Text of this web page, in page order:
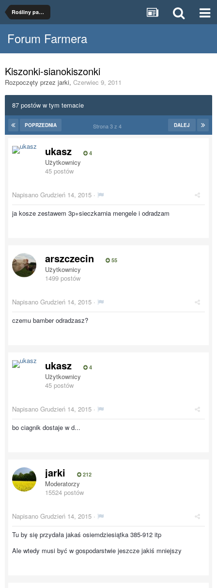
Rośliny paszowe
Forum Farmera
Kiszonki-sianokiszonki
Rozpoczęty przez jarki, Czerwiec 9, 2011
87 postów w tym temacie
POPRZEDNIA DALEJ
Strona 3 z 4
ukasz 4
Użytkownicy
45 postów
Napisano Grudzień 14, 2015 ·
ja kosze zestawem 3p+sieczkarnia mengele i odradzam
arszczecin 55
Użytkownicy
1499 postów
Napisano Grudzień 14, 2015 ·
czemu bamber odradzasz?
ukasz 4
Użytkownicy
45 postów
Napisano Grudzień 14, 2015 ·
bo ciagnik dostaje w d...
jarki 212
Moderatorzy
15524 postów
Napisano Grudzień 14, 2015 ·
Tu by się przydała jakaś osiemdziesiątka 385-912 itp
Ale wtedy musi być w gospodarstwie jeszcze jakiś mniejszy